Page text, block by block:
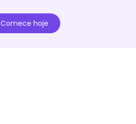
Comece hoje